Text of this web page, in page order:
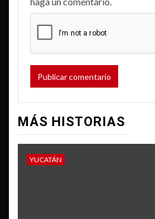
MÁS HISTORIAS
YUCATÁN